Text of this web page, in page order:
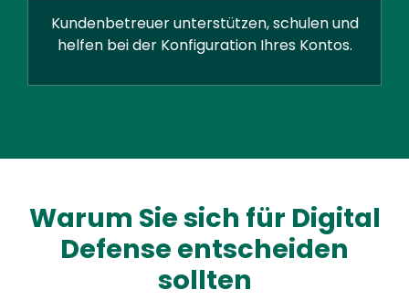
Kundenbetreuer unterstützen, schulen und
helfen bei der Konfiguration Ihres Kontos.
Warum Sie sich für Digital
Defense entscheiden
sollten